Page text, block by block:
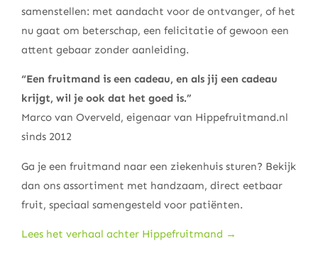
samenstellen: met aandacht voor de ontvanger, of het
nu gaat om beterschap, een felicitatie of gewoon een
attent gebaar zonder aanleiding.
“Een fruitmand is een cadeau, en als jij een cadeau
krijgt, wil je ook dat het goed is.”
Marco van Overveld, eigenaar van Hippefruitmand.nl
sinds 2012
Ga je een fruitmand naar een ziekenhuis sturen? Bekijk
dan ons assortiment met handzaam, direct eetbaar
fruit, speciaal samengesteld voor patiënten.
Lees het verhaal achter Hippefruitmand →